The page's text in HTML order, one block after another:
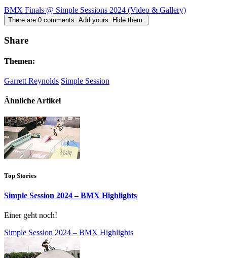
BMX Finals @ Simple Sessions 2024 (Video & Gallery)
There are 0 comments. Add yours. Hide them.
Share
Themen:
Garrett Reynolds Simple Session
Ähnliche Artikel
Top Stories
Simple Session 2024 – BMX Highlights
Einer geht noch!
Simple Session 2024 – BMX Highlights